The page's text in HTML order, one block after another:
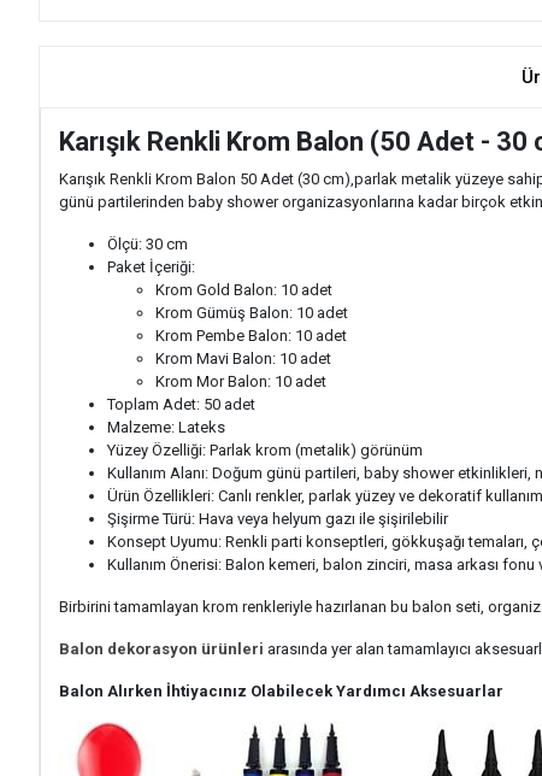
Karışık Renkli Krom Balon (50 Adet - 30
Karışık Renkli Krom Balon 50 Adet (30 cm),parlak metalik yüzeye
günü partilerinden baby shower organizasyonlarına kadar birçok
Ölçü: 30 cm
Paket İçeriği:
Krom Gold Balon: 10 adet
Krom Gümüş Balon: 10 adet
Krom Pembe Balon: 10 adet
Krom Mavi Balon: 10 adet
Krom Mor Balon: 10 adet
Toplam Adet: 50 adet
Malzeme: Lateks
Yüzey Özelliği: Parlak krom (metalik) görünüm
Kullanım Alanı: Doğum günü partileri, baby shower etkinlikleri,
Ürün Özellikleri: Canlı renkler, parlak yüzey ve dekoratif kullanım
Şişirme Türü: Hava veya helyum gazı ile şişirilebilir
Konsept Uyumu: Renkli parti konseptleri, gökkuşağı
Kullanım Önerisi: Balon kemeri, balon zinciri, masa arkası
Birbirini tamamlayan krom renkleriyle hazırlanan bu balon seti,
Balon dekorasyon ürünleri arasında yer alan tamamlayıcı
Balon Alırken İhtiyacınız Olabilecek Yardımcı Aksesuarlar